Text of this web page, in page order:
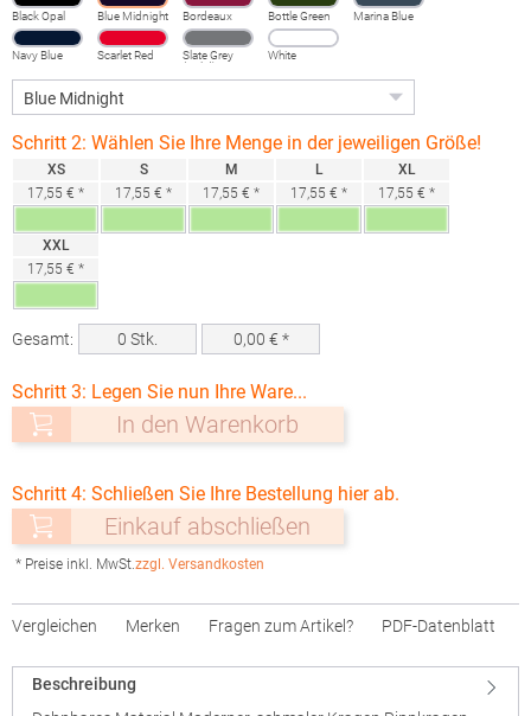
Black Opal Blue Midnight Bordeaux Bottle Green Marina Blue
Navy Blue Scarlet Red
Slate Grey
(Solid)
White
Schritt 2: Wählen Sie Ihre Menge in der jeweiligen Größe!
XS
17,55 € *
S
17,55 € *
M
17,55 € *
L
17,55 € *
XL
17,55 € *
XXL
17,55 € *
Gesamt: 0 Stk. 0,00 € *
Schritt 3: Legen Sie nun Ihre Ware...
In den Warenkorb
Schritt 4: Schließen Sie Ihre Bestellung hier ab.
Einkauf abschließen
* Preise inkl. MwSt.zzgl. Versandkosten
Vergleichen Merken Fragen zum Artikel? PDF-Datenblatt
Beschreibung